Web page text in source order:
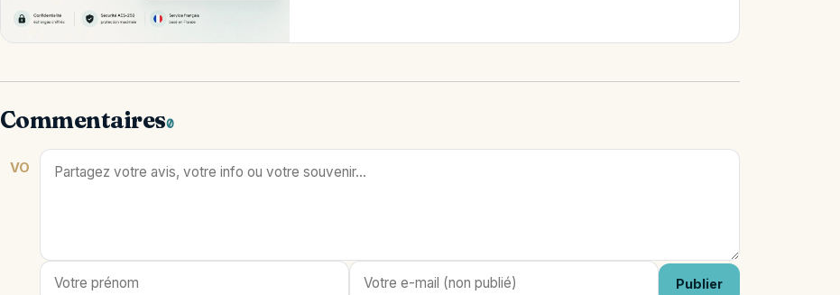
Commentaires0
VO
Publier